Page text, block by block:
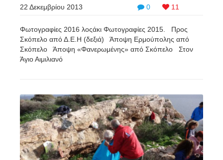
0 11
22 Δεκεμβρίου 2013
Φωτογραφίες 2016 λοςάκι Φωτογραφίες 2015. Προς
Σκόπελο από Δ.Ε.Η (δεξιά) Άποψη Ερμούπολης από
Σκόπελο Άποψη «Φανερωμένης» από Σκόπελο Στον
Άγιο Αιμιλιανό